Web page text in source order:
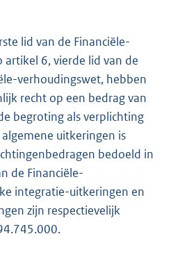
lid van de Financiële-
6, vierde lid van de
verhoudingswet, hebben
recht op een bedrag van
begroting als verplichting
uitkeringen is
bedoeld in
de Financiële-
integratie-uitkeringen en
zijn respectievelijk